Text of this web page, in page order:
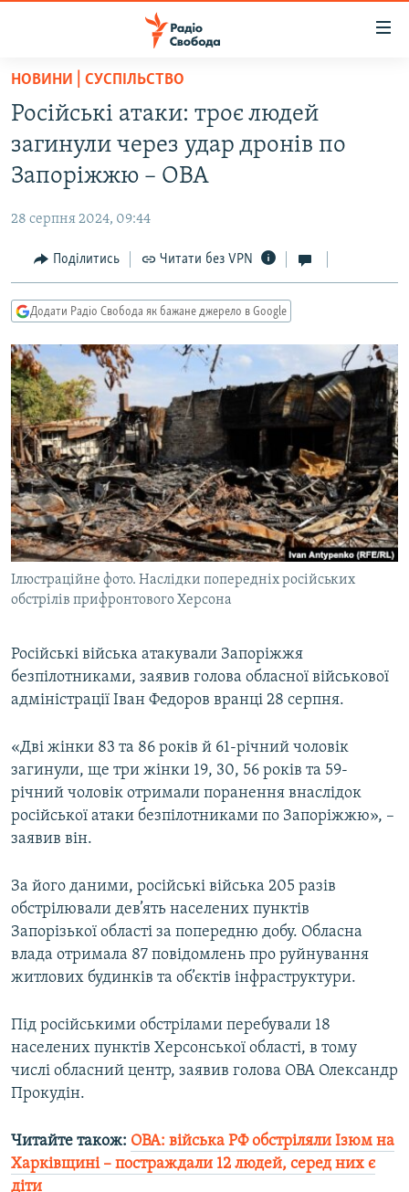
Перейти
основного
матеріалу
Перейти
до
основної
навігації
Перейти
до
пошуку
СТАТТІ
ЕКОНОМІКА
СУСПІЛЬСТВО
УКРАЇНА
СВІТ
РОСІЙСЬКА «ФІЛЬТРАЦІЯ»
ДОНБАС.РЕАЛІЇ
ТИ ЯК?
СХЕМИ
КИТАЙ.ВИКЛИКИ
МУЛЬТИМЕДІА
ФОТО
СПЕЦПРОЄКТИ
ПОДКАСТИ
КРИМ РЕАЛІЇ
РУС
КТАТ
ДОЛУЧАЙСЯ!
Усі сайти RFE/RL
НОВИНИ | СУСПІЛЬСТВО
Російські атаки: троє людей
загинули через удар дронів по
Запоріжжю – ОВА
28 серпня 2024, 09:44
Поділитись Читати без VPN
Додати Радіо Свобода як бажане джерело в Google
Ілюстраційне фото. Наслідки попередніх російських
обстрілів прифронтового Херсона
Російські війська атакували Запоріжжя
безпілотниками, заявив голова обласної військової
адміністрації Іван Федоров вранці 28 серпня.
«Дві жінки 83 та 86 років й 61-річний чоловік
загинули, ще три жінки 19, 30, 56 років та 59-
річний чоловік отримали поранення внаслідок
російської атаки безпілотниками по Запоріжжю», –
заявив він.
За його даними, російські війська 205 разів
обстрілювали дев’ять населених пунктів
Запорізької області за попередню добу. Обласна
влада отримала 87 повідомлень про руйнування
житлових будинків та об’єктів інфраструктури.
Під російськими обстрілами перебували 18
населених пунктів Херсонської області, в тому
числі обласний центр, заявив голова ОВА Олександр
Прокудін.
Читайте також: ОВА: війська РФ обстріляли Ізюм на
Харківщині – постраждали 12 людей, серед них є
діти